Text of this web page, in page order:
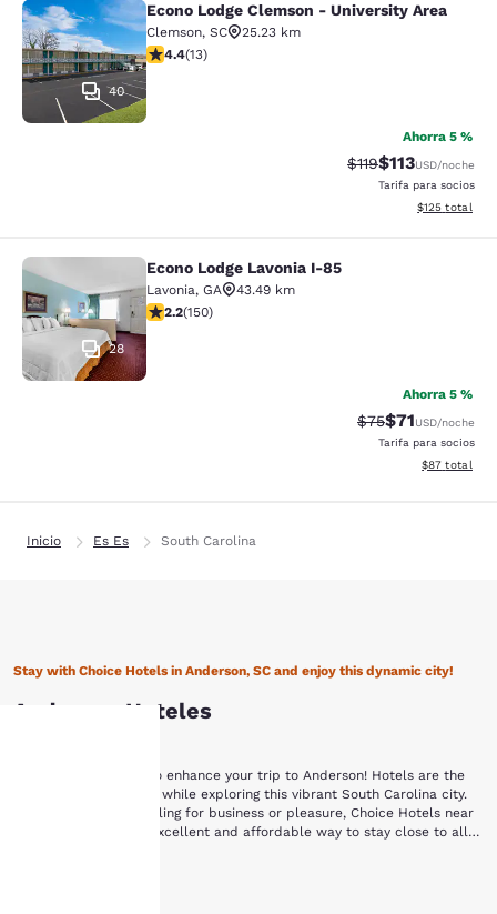
Econo Lodge Clemson - University
40
Econo Lodge Clemson - University Area
Clemson, SC
25.23 km
Calificación de 4.38 estrellas. Excelente. 13 reseñas
4.4(13)
Ahorra 5 %
Tarifa tachada:
$119Tarifa reducida:
$113USD/noche
Tarifa para socios
Ver detalles
$125 total
Econo Lodge Lavonia I-85
28
Econo Lodge Lavonia I-85
Lavonia, GA
43.49 km
Calificación de 2.21 estrellas. Razonable. 150 reseñas
2.2(150)
Ahorra 5 %
Tarifa tachada:
$75Tarifa
$71USD/noche
Tarifa para socios
Ver detalles
$87 total
Inicio Es Es South Carolina
Stay with Choice Hotels in Anderson, SC and enjoy this dynamic city!
Anderson Hoteles
Allow Choice Hotels to enhance your trip to Anderson! Hotels are the
perfect place to relax while exploring this vibrant South Carolina city.
Whether you are traveling for business or pleasure, Choice Hotels near
Anderson, SC are an excellent and affordable way to stay close to all